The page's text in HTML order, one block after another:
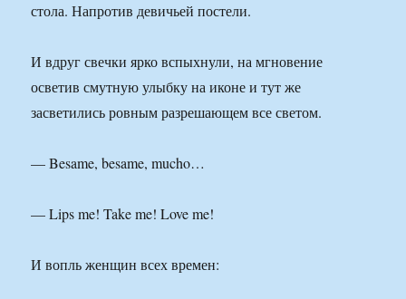
стола. Напротив девичьей постели.
И вдруг свечки ярко вспыхнули, на мгновение
осветив смутную улыбку на иконе и тут же
засветились ровным разрешающем все светом.
— Besame, besame, mucho…
— Lips me! Take me! Love me!
И вопль женщин всех времен: